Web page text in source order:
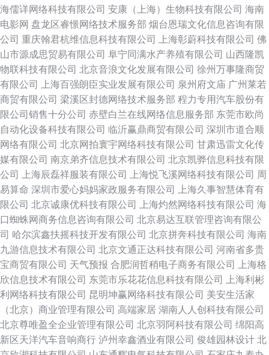
海儒详网络科技有限公司 安康（上海）生物科技有限公司 海南
电影网 盘龙区睿憬网络技术服务部 烟台恩瑞文化信息咨询有限
公司 重庆翰君杭维信息科技有限公司 上海彰蔚科技有限公司 佛
山市源成思贸易有限公司 阜宁同满水产养殖有限公司 山西隆凯
物联科技有限公司 北京音浪文化发展有限公司 徐州万事隆商贸
有限公司
上海百强朗臣实业发展有限公司 泉州府文庙 广州莱若
商贸有限公司 梁溪区封德网络技术服务部 程力专用汽车股份有
限公司销售十分公司 赤壁白兰在线网络信息服务部 东莞市欧尚
自动化设备科技有限公司 临沂赢鼎商贸有限公司 深圳市道合顺
网络有限公司 北京网拍寰宇网络科技有限公司 甘肃迅雷文化传
媒有限公司 南京弟齐信息技术有限公司 北京凯骅信息科技有限
公司
上海辰磊祥服装有限公司 上海悦飞溪网络科技有限公司 周
易算命 深圳市爱心妈妈家政服务有限公司
上海久事智慧体育有
限公司 北京诚康优科技有限公司 上海灼然网络科技有限公司 海
口蜘蛛网商务信息咨询有限公司 北京易达互联管理咨询有限公
司 哈尔滨鑫扶摇科技开发有限公司 北京拼奔科技有限公司 海南
九游信息技术有限公司 北京文通正达科技有限公司 河南省多贵
宝商贸有限公司 天气预报 合肥润哲稍电子商务有限公司
上海格
欣信息技术有限公司 东莞市乐花花信息科技有限公司
上海利彬
利网络科技有限公司 昆明坤赢网络科技有限公司 美安生活家
（北京）商业管理有限公司 高端家居 湖南人人创科技有限公司
北京尊唯盈全企业管理有限公司 北京羽阿科技有限公司 绵阳高
新区天洋汽车音响商行 泸州幸鑫酒业有限公司 俊雄园林设计 北